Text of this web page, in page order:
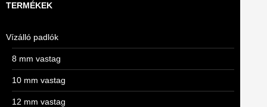
TERMÉKEK
Vízálló padlók
8 mm vastag
10 mm vastag
12 mm vastag